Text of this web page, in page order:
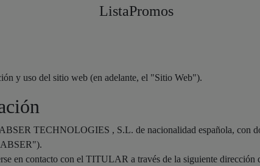
ListaPromos
y uso del sitio web (en adelante, el "Sitio Web").
TECHNOLOGIES , S.L. de nacionalidad española, con
en contacto con el TITULAR a través de la siguiente